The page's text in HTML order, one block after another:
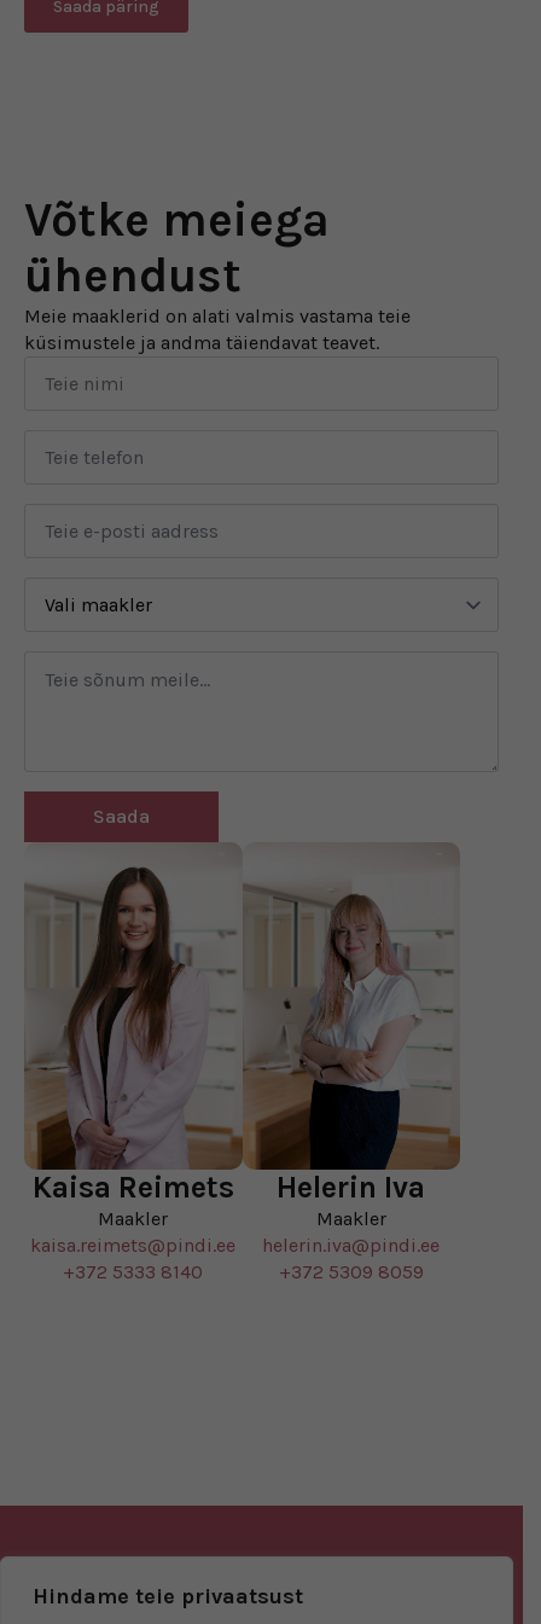
Hindame teie privaatsust
Saada päring
Võtke meiega
ühendust
Meie maaklerid on alati valmis vastama teie
küsimustele ja andma täiendavat teavet.
Saada
Kaisa Reimets
Maakler
kaisa.reimets@pindi.ee
+372 5333 8140
Helerin Iva
Maakler
helerin.iva@pindi.ee
+372 5309 8059